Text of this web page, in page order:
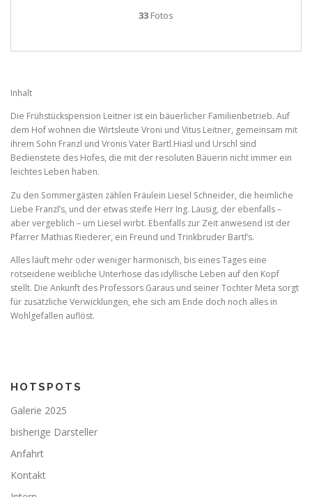
33 Fotos
Inhalt
Die Frühstückspension Leitner ist ein bäuerlicher Familienbetrieb. Auf
dem Hof wohnen die Wirtsleute Vroni und Vitus Leitner, gemeinsam mit
ihrem Sohn Franzl und Vronis Vater Bartl.Hiasl und Urschl sind
Bedienstete des Hofes, die mit der resoluten Bäuerin nicht immer ein
leichtes Leben haben.
Zu den Sommergästen zählen Fräulein Liesel Schneider, die heimliche
Liebe Franzl’s, und der etwas steife Herr Ing. Lausig, der ebenfalls –
aber vergeblich – um Liesel wirbt. Ebenfalls zur Zeit anwesend ist der
Pfarrer Mathias Riederer, ein Freund und Trinkbruder Bartl’s.
Alles läuft mehr oder weniger harmonisch, bis eines Tages eine
rotseidene weibliche Unterhose das idyllische Leben auf den Kopf
stellt. Die Ankunft des Professors Garaus und seiner Tochter Meta sorgt
für zusätzliche Verwicklungen, ehe sich am Ende doch noch alles in
Wohlgefallen auflöst.
HOTSPOTS
Galerie 2025
bisherige Darsteller
Anfahrt
Kontakt